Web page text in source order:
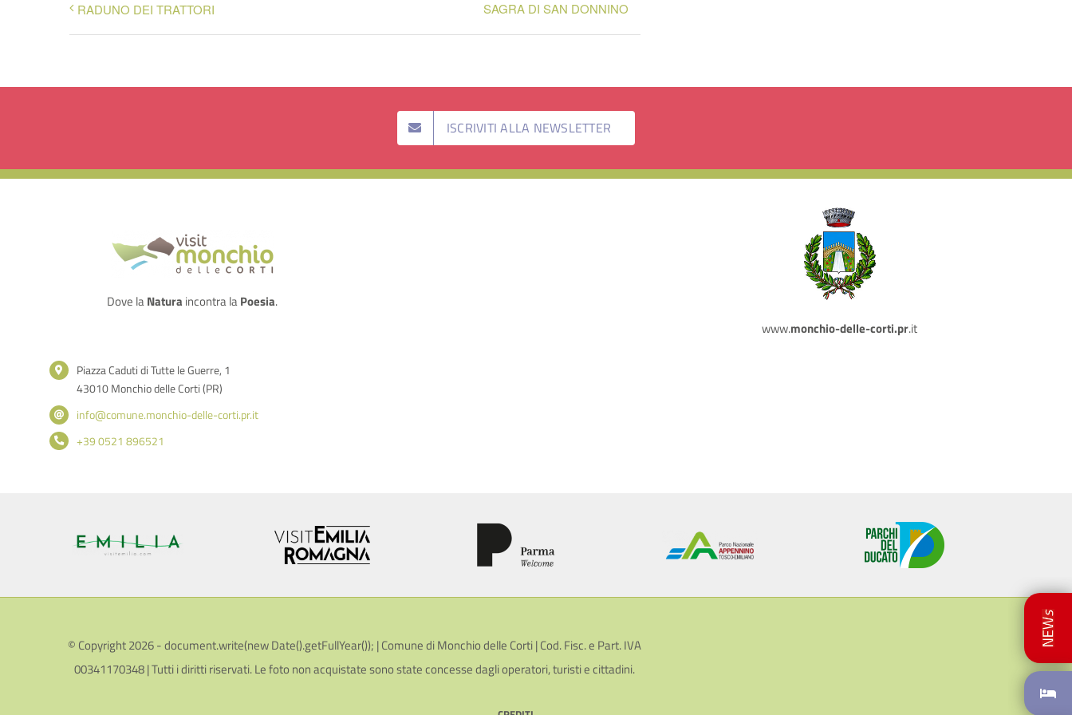
RADUNO DEI TRATTORI SAGRA DI SAN DONNINO
ISCRIVITI ALLA NEWSLETTER
Dove laNatura incontra laPoesia.
www.monchio-delle-corti.pr.it
Piazza Caduti di Tutte le Guerre, 1
43010 Monchio delle Corti (PR)
info@comune.monchio-delle-corti.pr.it
+39 0521 896521
© Copyright 2026 - document.write(new Date().getFullYear()); | Comune di Monchio delle Corti | Cod. Fisc. e Part. IVA
00341170348 | Tutti i diritti riservati. Le foto non acquistate sono state concesse dagli operatori, turisti e cittadini.